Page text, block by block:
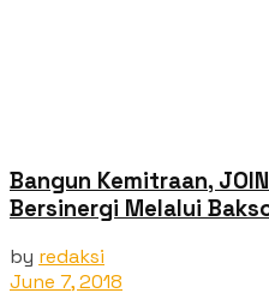
Bangun Kemitraan,
Bersinergi Melalui
by redaksi
June 7, 2018